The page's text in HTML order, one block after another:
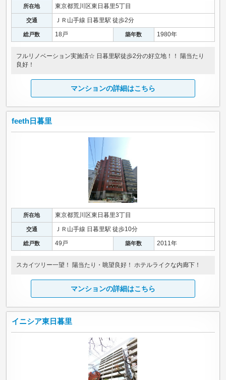
所在地 東京都荒川区東日暮里5丁目
交通 ＪＲ山手線 日暮里駅 徒歩2分
総戸数 18戸 築年数 1980年
フルリノベーション実施済☆ 日暮里駅徒歩2分の好立地！！ 陽当たり
良好！
マンションの詳細はこちら
feeth日暮里
所在地 東京都荒川区東日暮里3丁目
交通 ＪＲ山手線 日暮里駅 徒歩10分
総戸数 49戸 築年数 2011年
スカイツリー一望！ 陽当たり・眺望良好！ ホテルライクな内廊下！
マンションの詳細はこちら
イニシア東日暮里